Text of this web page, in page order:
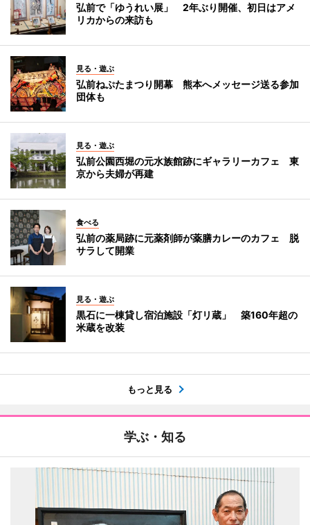
弘前で「ゆうれい展」 2年ぶり開催、初日はアメ
リカからの来訪も
見る・遊ぶ
弘前ねぷたまつり開幕 熊本へメッセージ送る参加
団体も
見る・遊ぶ
弘前公園西堀の元水族館跡にギャラリーカフェ 東
京から夫婦が再建
食べる
弘前の薬局跡に元薬剤師が薬膳カレーのカフェ 脱
サラして開業
見る・遊ぶ
黒石に一棟貸し宿泊施設「灯リ蔵」 築160年超の
米蔵を改装
もっと見る
学ぶ・知る